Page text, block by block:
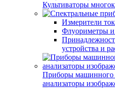
Культиваторы
Измерители
Флуориметры
устройства и
Приборы машинного
анализаторы